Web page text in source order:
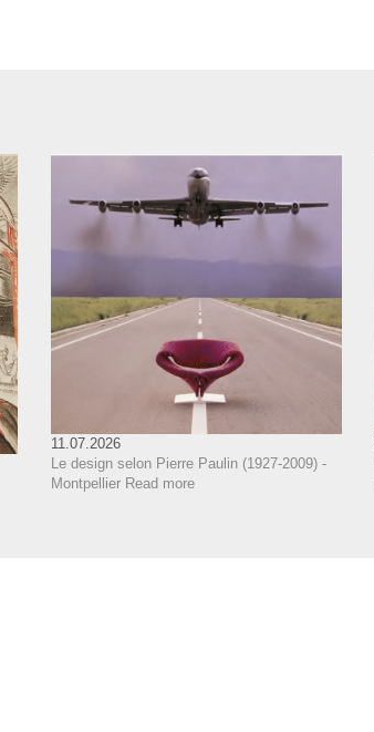
11.07.2026
Le design selon Pierre Paulin (1927-2009) -
Montpellier Read more